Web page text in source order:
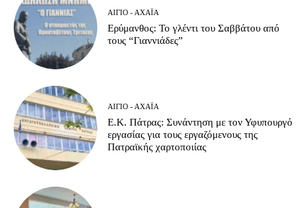
ΑΊΓΙΟ - ΑΧΑΪ́Α
Ερύμανθος: Το γλέντι του Σαββάτου από
τους “Γιαννιάδες”
ΑΊΓΙΟ - ΑΧΑΪ́Α
Ε.Κ. Πάτρας: Συνάντηση με τον Υφυπουργό
εργασίας για τους εργαζόμενους της
Πατραϊκής χαρτοποιίας